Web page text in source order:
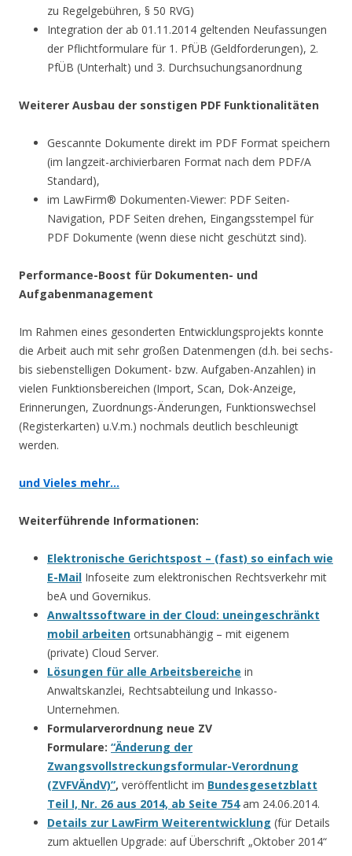
zu Regelgebühren, § 50 RVG)
Integration der ab 01.11.2014 geltenden Neufassungen
der Pflichtformulare für 1. PfÜB (Geldforderungen), 2.
PfÜB (Unterhalt) und 3. Durchsuchungsanordnung
Weiterer Ausbau der sonstigen PDF Funktionalitäten
Gescannte Dokumente direkt im PDF Format speichern
(im langzeit-archivierbaren Format nach dem PDF/A
Standard),
im LawFirm® Dokumenten-Viewer: PDF Seiten-
Navigation, PDF Seiten drehen, Eingangsstempel für
PDF Dokumente (wenn diese nicht geschützt sind).
Performance-Boost für Dokumenten- und
Aufgabenmanagement
Im Rahmen eines gesonderten Entwicklungsprojekts konnte
die Arbeit auch mit sehr großen Datenmengen (d.h. bei sechs-
bis siebenstelligen Dokument- bzw. Aufgaben-Anzahlen) in
vielen Funktionsbereichen (Import, Scan, Dok-Anzeige,
Erinnerungen, Zuordnungs-Änderungen, Funktionswechsel
(Registerkarten) u.V.m.) nochmals deutlich beschleunigt
werden.
und Vieles mehr…
Weiterführende Informationen:
Elektronische Gerichtspost – (fast) so einfach wie
E-Mail Infoseite zum elektronischen Rechtsverkehr mit
beA und Governikus.
Anwaltssoftware in der Cloud: uneingeschränkt
mobil arbeiten ortsunabhängig – mit eigenem
(private) Cloud Server.
Lösungen für alle Arbeitsbereiche in
Anwaltskanzlei, Rechtsabteilung und Inkasso-
Unternehmen.
Formularverordnung neue ZV
Formulare: “Änderung der
Zwangsvollstreckungsformular-Verordnung
(ZVFVÄndV)”, veröffentlicht im Bundesgesetzblatt
Teil I, Nr. 26 aus 2014, ab Seite 754 am 24.06.2014.
Details zur LawFirm Weiterentwicklung (für Details
zum aktuellen Upgrade: auf Überschrift „Oktober 2014“